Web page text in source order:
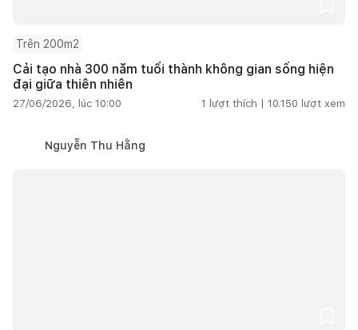
Trên 200m2
Cải tạo nhà 300 năm tuổi thành không gian sống hiện
đại giữa thiên nhiên
27/06/2026, lúc 10:00 1 lượt thích | 10.150 lượt xem
Nguyễn Thu Hằng